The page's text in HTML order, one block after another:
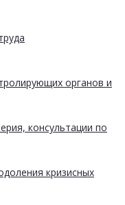
органов и
консультации по
кризисных